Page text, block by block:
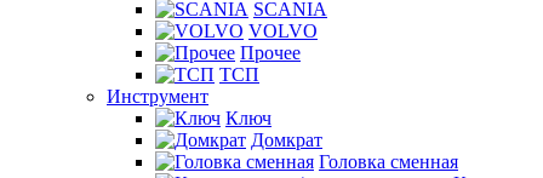
SCANIA
VOLVO
Прочее
ТСП
Инструмент
Ключ
Домкрат
Головка сменная